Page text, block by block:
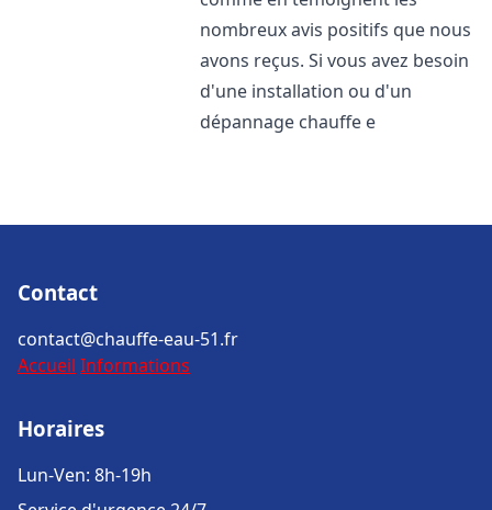
nombreux avis positifs que nous
avons reçus. Si vous avez besoin
d'une installation ou d'un
dépannage chauffe e
Contact
contact@chauffe-eau-51.fr
Accueil Informations
Horaires
Lun-Ven: 8h-19h